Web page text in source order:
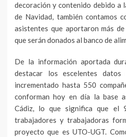
decoración y contenido debido a
de Navidad, también contamos
asistentes que aportaron más
que serán donados al banco de
De la información aportada
destacar los escelentes
incrementado hasta 550
conforman hoy en día la base
Cádiz, lo que significa que el
trabajadores y trabajadoras
proyecto que es UTO-UGT.